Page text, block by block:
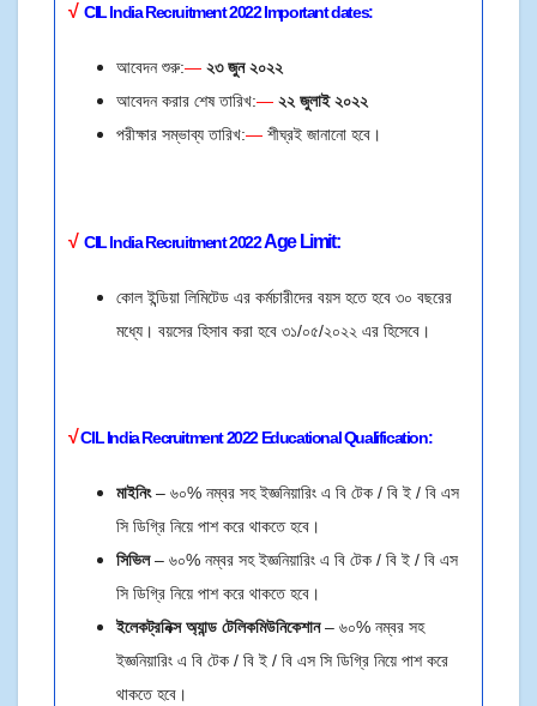
√CIL India Recruitment2022 Important dates:
আবেদন শুরু:— ২৩ জুন ২০২২
আবেদন করার শেষ তারিখ:— ২২ জুলাই২০২২
পরীক্ষার সম্ভাব্য তারিখ:—শীঘ্রই জানানো হবে।
√CIL India Recruitment 2022Age Limit:
কোল ইন্ডিয়া লিমিটেড এর কর্মচারীদের বয়স হতে হবে ৩০ বছরের
মধ্যে। বয়সের হিসাব করা হবে ৩১/০৫/২০২২ এর হিসেবে।
√CIL IndiaRecruitment 2022Educational Qualification:
মাইনিং– ৬০% নম্বর সহ ইজ্ঞনিয়ারিং এ বি টেক / বি ই / বি এস
সি ডিগ্রি নিয়ে পাশ করে থাকতে হবে।
সিভিল– ৬০% নম্বর সহ ইজ্ঞনিয়ারিং এ বি টেক / বি ই / বি এস
সি ডিগ্রি নিয়ে পাশ করে থাকতে হবে।
ইলেকট্রনিক্স অ্যান্ড টেলিকমিউনিকেশান– ৬০% নম্বর সহ
ইজ্ঞনিয়ারিং এ বি টেক / বি ই / বি এস সি ডিগ্রি নিয়ে পাশ করে
থাকতে হবে।